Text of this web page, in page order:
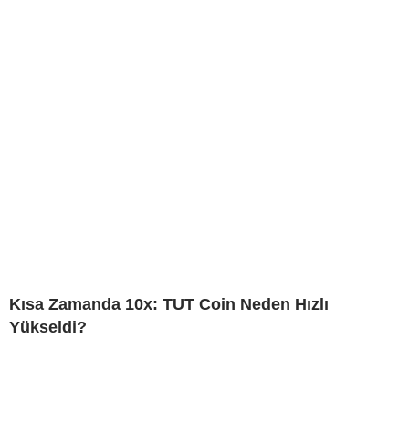
Kısa Zamanda 10x: TUT Coin Neden Hızlı
Yükseldi?